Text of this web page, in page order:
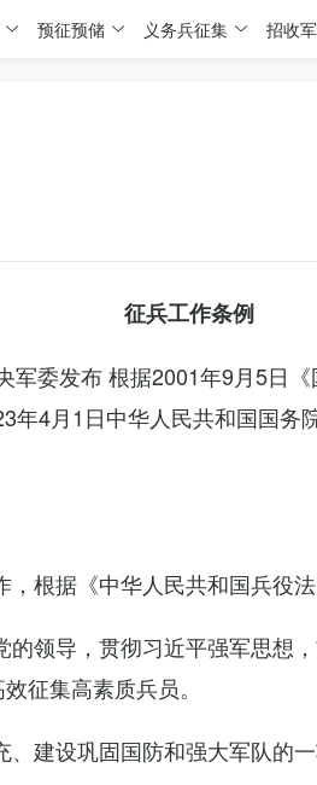
预征预储 义务兵征集 招收
征兵工作条例
军委发布 根据2001年9月5日
年4月1日中华人民共和国国务
根据《中华人民共和国兵役法
领导，贯彻习近平强军思想
征集高素质兵员。
建设巩固国防和强大军队的